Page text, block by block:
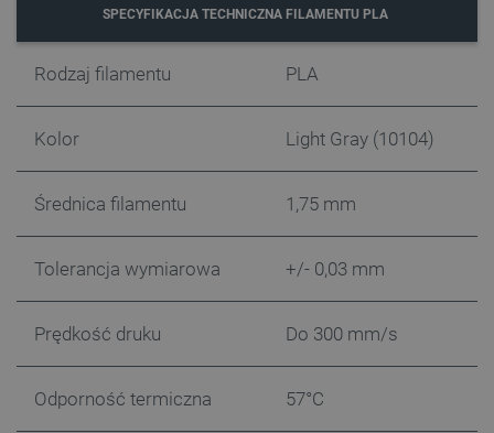
SPECYFIKACJA TECHNICZNA FILAMENTU PLA
Rodzaj filamentu PLA
Kolor Light Gray (10104)
Średnica filamentu 1,75 mm
Tolerancja wymiarowa +/- 0,03 mm
Prędkość druku Do 300 mm/s
Odporność termiczna 57°C
podstawowych funkcji strony internetowej, takich
Bez niezbędnych plików cookie nie można
Nazwa
PrestaShop-[abcdef0123456789]{32} .botland.com.pl
_lb .botland.com.pl